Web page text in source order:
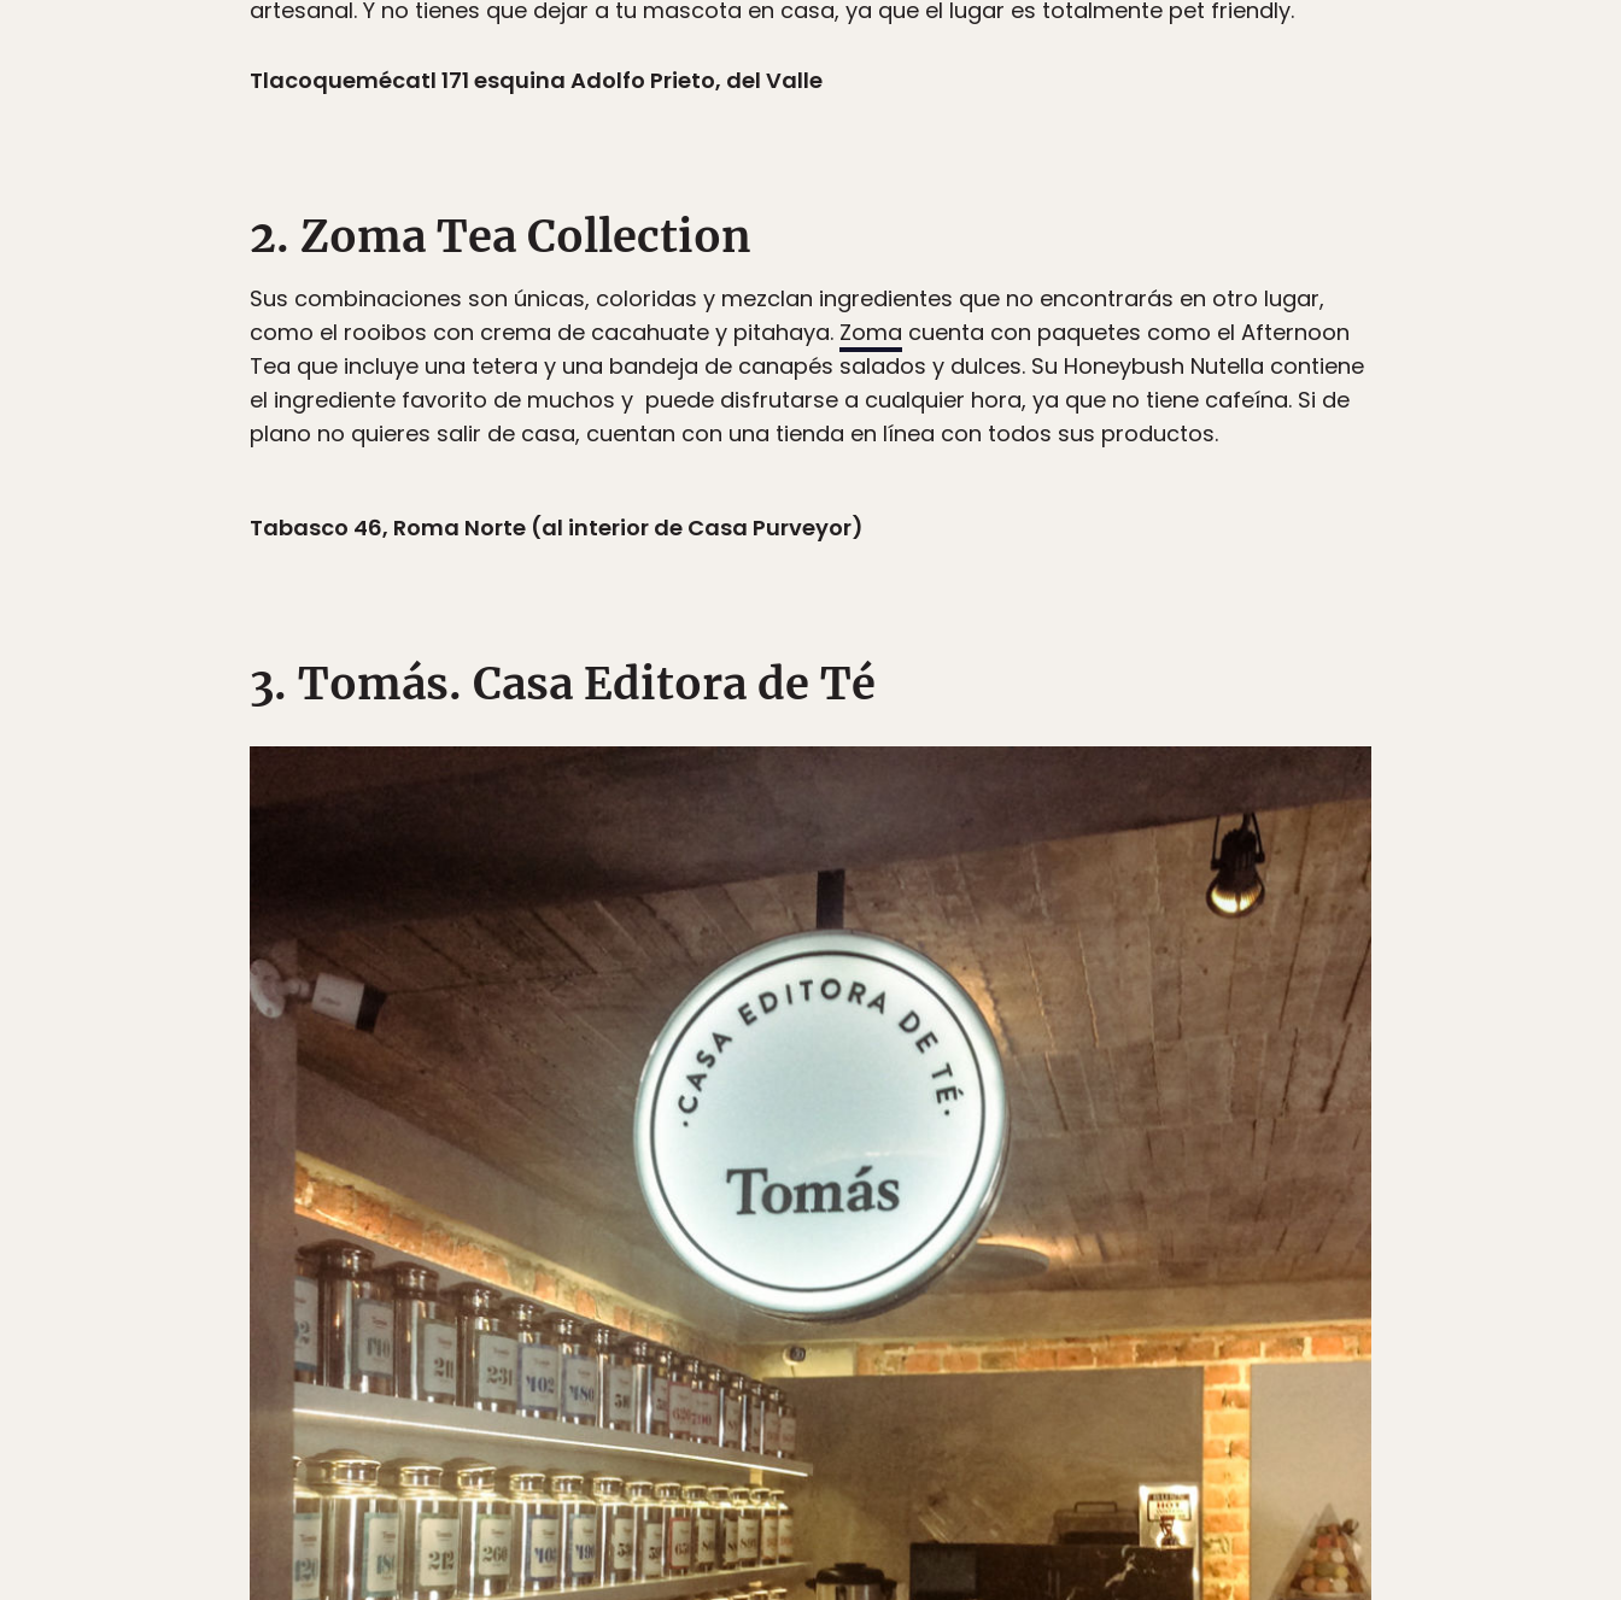
artesanal. Y no tienes que dejar a tu mascota en casa, ya que el lugar es totalmente pet friendly.
Tlacoquemécatl 171 esquina Adolfo Prieto, del Valle
2. Zoma Tea Collection
Sus combinaciones son únicas, coloridas y mezclan ingredientes que no encontrarás en otro lugar,
como el rooibos con crema de cacahuate y pitahaya. Zoma cuenta con paquetes como el Afternoon
Tea que incluye una tetera y una bandeja de canapés salados y dulces. Su Honeybush Nutella contiene
el ingrediente favorito de muchos y puede disfrutarse a cualquier hora, ya que no tiene cafeína. Si de
plano no quieres salir de casa, cuentan con una tienda en línea con todos sus productos.
Tabasco 46, Roma Norte (al interior de Casa Purveyor)
3. Tomás. Casa Editora de Té